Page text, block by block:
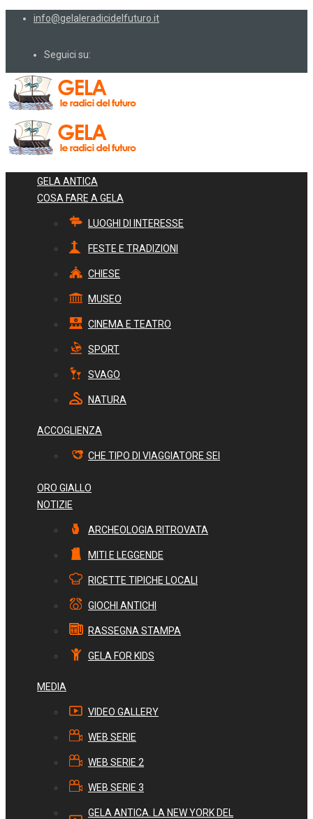
info@gelaleradicidelfuturo.it
Seguici su:
GELA ANTICA
COSA FARE A GELA
LUOGHI DI INTERESSE
FESTE E TRADIZIONI
CHIESE
MUSEO
CINEMA E TEATRO
SPORT
SVAGO
NATURA
ACCOGLIENZA
CHE TIPO DI VIAGGIATORE SEI
ORO GIALLO
NOTIZIE
ARCHEOLOGIA RITROVATA
MITI E LEGGENDE
RICETTE TIPICHE LOCALI
GIOCHI ANTICHI
RASSEGNA STAMPA
GELA FOR KIDS
MEDIA
VIDEO GALLERY
WEB SERIE
WEB SERIE 2
WEB SERIE 3
GELA ANTICA. LA NEW YORK DEL